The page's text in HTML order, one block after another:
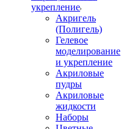
укрепление
Акригель
(Полигель)
Гелевое
моделирование
и укрепление
Акриловые
пудры
Акриловые
жидкости
Наборы